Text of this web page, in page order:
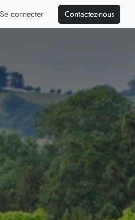
Se connecter Contactez-nous